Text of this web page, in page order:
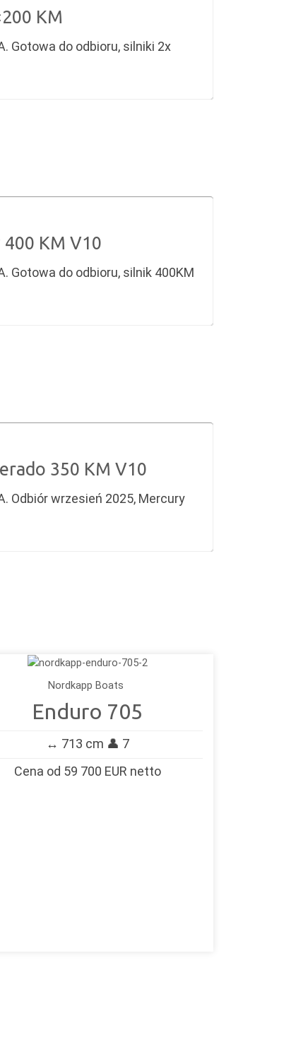
KM
Gotowa do odbioru, silniki 2x
KM V10
Gotowa do odbioru, silnik 400KM
350 KM V10
Odbiór wrzesień 2025, Mercury
Nordkapp Boats
Enduro 705
↔️ 713 cm 👤 7
Cena od 59 700 EUR netto